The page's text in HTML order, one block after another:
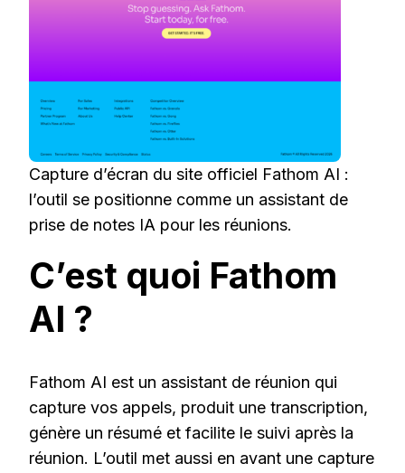
Capture d’écran du site officiel Fathom AI :
l’outil se positionne comme un assistant de
prise de notes IA pour les réunions.
C’est quoi Fathom
AI ?
Fathom AI est un assistant de réunion qui
capture vos appels, produit une transcription,
génère un résumé et facilite le suivi après la
réunion. L’outil met aussi en avant une capture